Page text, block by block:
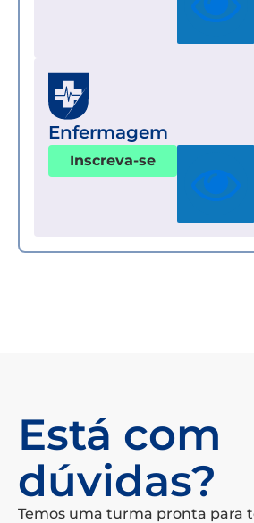
Enfermagem
Inscreva-se
Está com
dúvidas?
Temos uma turma pronta para